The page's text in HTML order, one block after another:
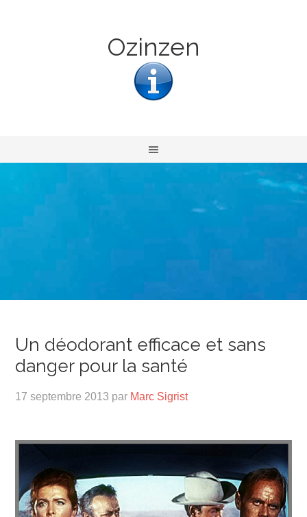
Ozinzen
Un déodorant efficace et sans
danger pour la santé
17 septembre 2013 par Marc Sigrist